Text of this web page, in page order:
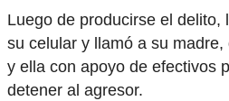
Luego de producirse el delito,
su celular y llamó a su
y ella con apoyo de efectivos
detener al agresor.